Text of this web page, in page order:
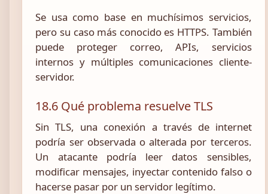
Se usa como base en muchísimos servicios,
pero su caso más conocido es HTTPS. También
puede proteger correo, APIs, servicios
internos y múltiples comunicaciones cliente-
servidor.
18.6 Qué problema resuelve TLS
Sin TLS, una conexión a través de internet
podría ser observada o alterada por terceros.
Un atacante podría leer datos sensibles,
modificar mensajes, inyectar contenido falso o
hacerse pasar por un servidor legítimo.